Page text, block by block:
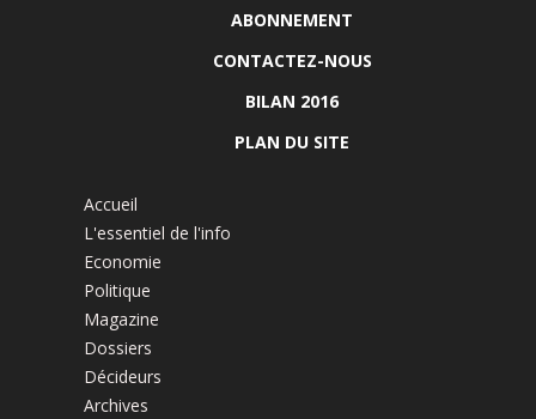
ABONNEMENT
CONTACTEZ-NOUS
BILAN 2016
PLAN DU SITE
Accueil
L'essentiel de l'info
Economie
Politique
Magazine
Dossiers
Décideurs
Archives